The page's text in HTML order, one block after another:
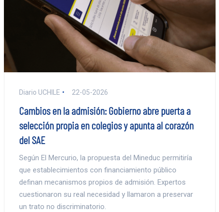
Diario UCHILE 22-05-2026
Cambios en la admisión: Gobierno abre puerta a
selección propia en colegios y apunta al corazón
del SAE
Según El Mercurio, la propuesta del Mineduc permitiría
que establecimientos con financiamiento público
definan mecanismos propios de admisión. Expertos
cuestionaron su real necesidad y llamaron a preservar
un trato no discriminatorio.